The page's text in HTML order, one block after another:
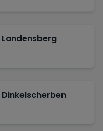
Landensberg
Dinkelscherben